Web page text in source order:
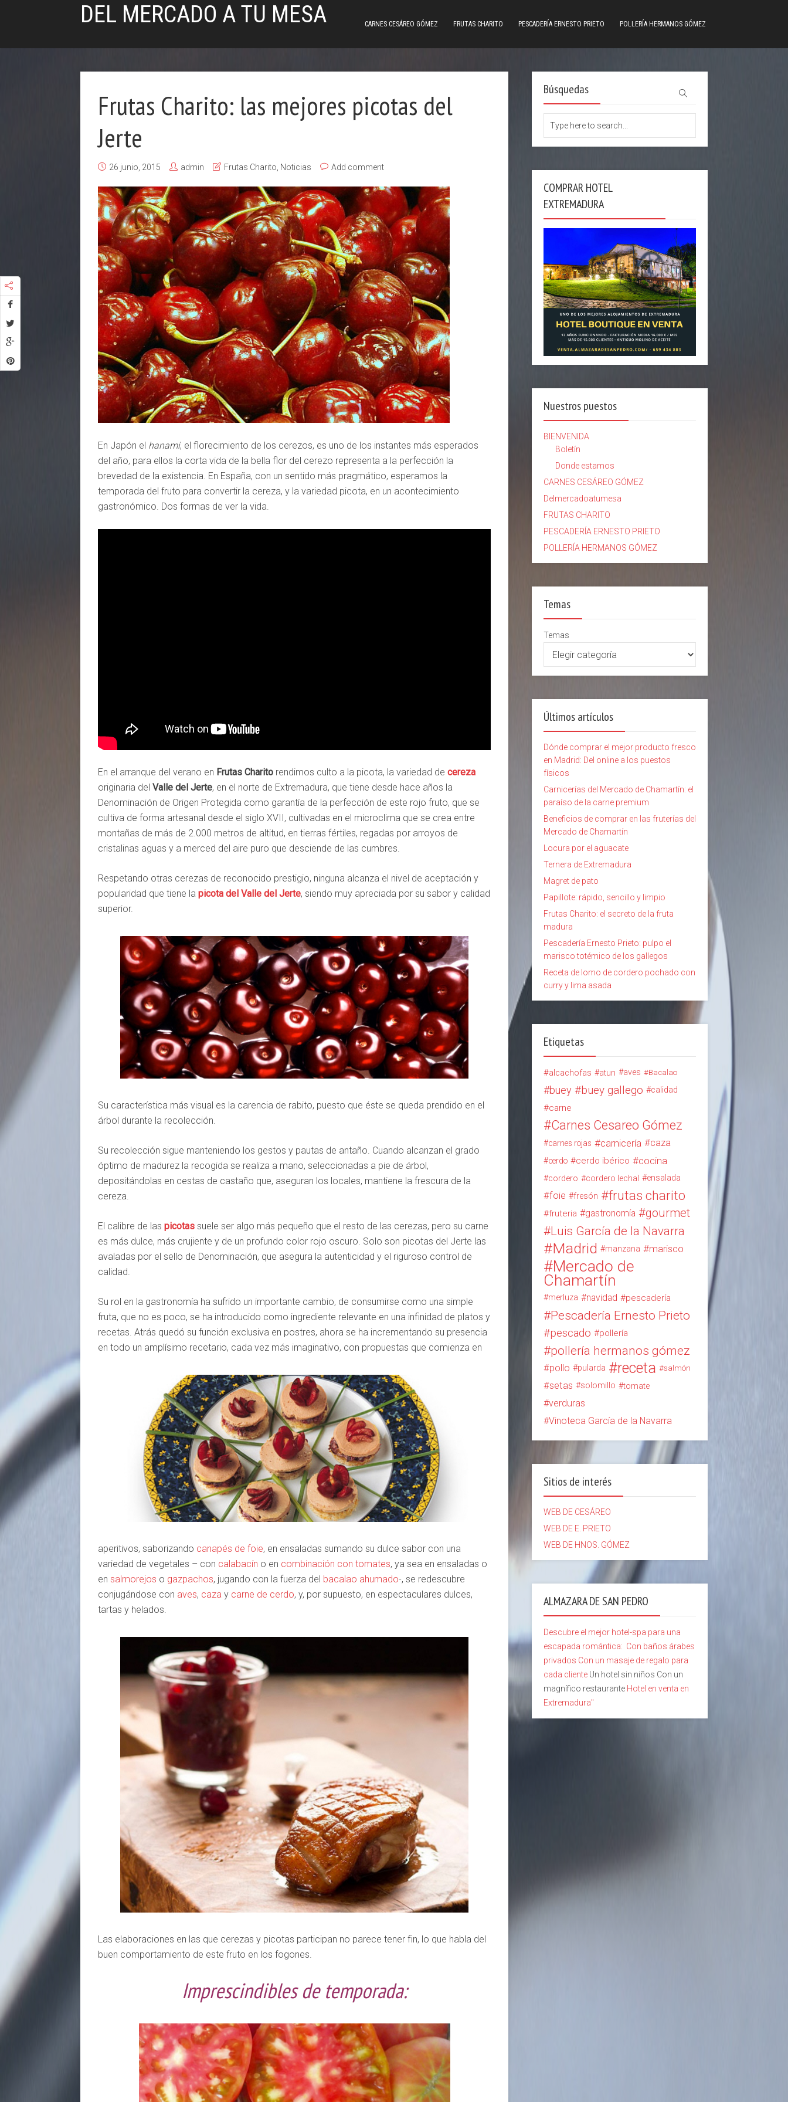
DEL MERCADO A TU MESA CARNES CESÁREO GÓMEZ FRUTAS CHARITO PESCADERÍA ERNESTO PRIETO POLLERÍA HERMANOS GÓMEZ
Frutas Charito: las mejores picotas del
Jerte
26 junio, 2015 admin Frutas Charito Noticias Add comment
En Japón el hanami, el florecimiento de los cerezos, es uno de los instantes más esperados
del año, para ellos la corta vida de la bella flor del cerezo representa a la perfección la
brevedad de la existencia. En España, con un sentido más pragmático, esperamos la
temporada del fruto para convertir la cereza, y la variedad picota, en un acontecimiento
gastronómico. Dos formas de ver la vida.
En el arranque del verano en Frutas Charito rendimos culto a la picota, la variedad de cereza
originaria del Valle del Jerte, en el norte de Extremadura, que tiene desde hace años la
Denominación de Origen Protegida como garantía de la perfección de este rojo fruto, que se
cultiva de forma artesanal desde el siglo XVII, cultivadas en el microclima que se crea entre
montañas de más de 2.000 metros de altitud, en tierras fértiles, regadas por arroyos de
cristalinas aguas y a merced del aire puro que desciende de las cumbres.
Respetando otras cerezas de reconocido prestigio, ninguna alcanza el nivel de aceptación y
popularidad que tiene la picota del Valle del Jerte, siendo muy apreciada por su sabor y calidad
superior.
Su característica más visual es la carencia de rabito, puesto que éste se queda prendido en el
árbol durante la recolección.
Su recolección sigue manteniendo los gestos y pautas de antaño. Cuando alcanzan el grado
óptimo de madurez la recogida se realiza a mano, seleccionadas a pie de árbol,
depositándolas en cestas de castaño que, aseguran los locales, mantiene la frescura de la
cereza.
El calibre de las picotas suele ser algo más pequeño que el resto de las cerezas, pero su carne
es más dulce, más crujiente y de un profundo color rojo oscuro. Solo son picotas del Jerte las
avaladas por el sello de Denominación, que asegura la autenticidad y el riguroso control de
calidad.
Su rol en la gastronomía ha sufrido un importante cambio, de consumirse como una simple
fruta, que no es poco, se ha introducido como ingrediente relevante en una infinidad de platos y
recetas. Atrás quedó su función exclusiva en postres, ahora se ha incrementando su presencia
en todo un amplísimo recetario, cada vez más imaginativo, con propuestas que comienza en
aperitivos, saborizando canapés de foie, en ensaladas sumando su dulce sabor con una
variedad de vegetales – con calabacín o en combinación con tomates, ya sea en ensaladas o
en salmorejos o gazpachos, jugando con la fuerza del bacalao ahumado-, se redescubre
conjugándose con aves, caza y carne de cerdo, y, por supuesto, en espectaculares dulces,
tartas y helados.
Las elaboraciones en las que cerezas y picotas participan no parece tener fin, lo que habla del
buen comportamiento de este fruto en los fogones.
Imprescindibles de temporada:
Búsquedas
COMPRAR HOTEL
EXTREMADURA
Nuestros puestos
BIENVENIDA
Boletín
Donde estamos
CARNES CESÁREO GÓMEZ
Delmercadoatumesa
FRUTAS CHARITO
PESCADERÍA ERNESTO PRIETO
POLLERÍA HERMANOS GÓMEZ
Temas
Temas
Últimos artículos
Dónde comprar el mejor producto fresco
en Madrid: Del online a los puestos
físicos
Carnicerías del Mercado de Chamartín: el
paraíso de la carne premium
Beneficios de comprar en las fruterías del
Mercado de Chamartín
Locura por el aguacate
Ternera de Extremadura
Magret de pato
Papillote: rápido, sencillo y limpio
Frutas Charito: el secreto de la fruta
madura
Pescadería Ernesto Prieto: pulpo el
marisco totémico de los gallegos
Receta de lomo de cordero pochado con
curry y lima asada
Etiquetas
alcachofas atun aves Bacalao
buey buey gallego calidad
carne
Carnes Cesareo Gómez
carnes rojas carnicería caza
cerdo cerdo ibérico cocina
cordero cordero lechal ensalada
foie fresón frutas charito
fruteria gastronomía gourmet
Luis García de la Navarra
Madrid manzana marisco
Mercado de
Chamartín
merluza navidad pescadería
Pescadería Ernesto Prieto
pescado pollería
pollería hermanos gómez
pollo pularda receta salmón
setas solomillo tomate
verduras
Vinoteca García de la Navarra
Sitios de interés
WEB DE CESÁREO
WEB DE E. PRIETO
WEB DE HNOS. GÓMEZ
ALMAZARA DE SAN PEDRO
Descubre el mejor hotel-spa para una
escapada romántica: Con baños árabes
privados Con un masaje de regalo para
cada cliente Un hotel sin niños Con un
magnífico restaurante Hotel en venta en
Extremadura"